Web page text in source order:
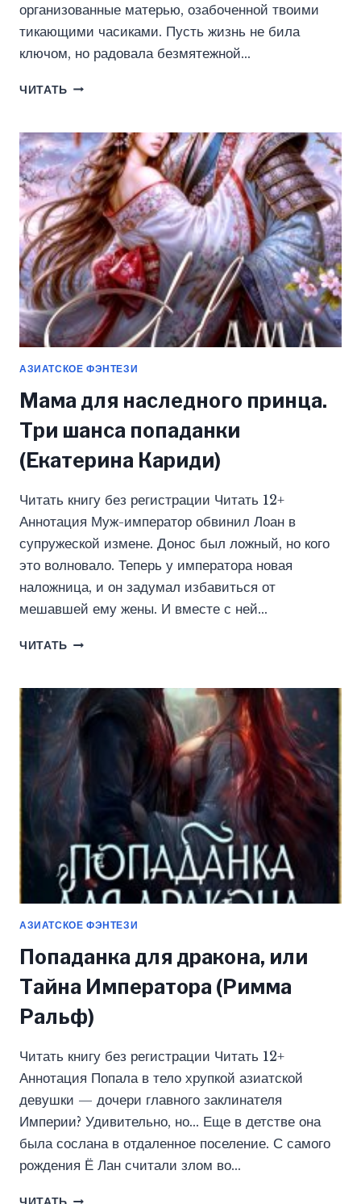
организованные матерью, озабоченной твоими
тикающими часиками. Пусть жизнь не била
ключом, но радовала безмятежной…
ЧИТАТЬ МОЙ
(ЭВЕЛИНА
ШЕГАЙ)
АЗИАТСКОЕ ФЭНТЕЗИ
Мама для наследного принца.
Три шанса попаданки
(Екатерина Кариди)
Читать книгу без регистрации Читать 12+
Аннотация Муж-император обвинил Лоан в
супружеской измене. Донос был ложный, но кого
это волновало. Теперь у императора новая
наложница, и он задумал избавиться от
мешавшей ему жены. И вместе с ней…
ЧИТАТЬ МАМА
ПРИНЦА.
ТРИ
ШАНСА
(ЕКАТЕРИНА
КАРИДИ)
АЗИАТСКОЕ ФЭНТЕЗИ
Попаданка для дракона, или
Тайна Императора (Римма
Ральф)
Читать книгу без регистрации Читать 12+
Аннотация Попала в тело хрупкой азиатской
девушки — дочери главного заклинателя
Империи? Удивительно, но… Еще в детстве она
была сослана в отдаленное поселение. С самого
рождения Ё Лан считали злом во…
ПОПАДАНКА